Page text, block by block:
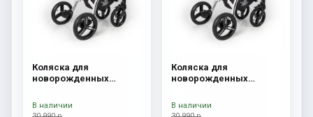
Коляска для
новорожденных
White) Red Lux
В наличии
Коляска для
новорожденных
White) Borduex
В наличии